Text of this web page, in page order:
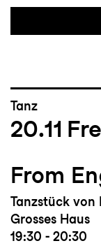
Tanz
20.11
From
Tanzstück von
Grosses Haus
19:30 - 20:30